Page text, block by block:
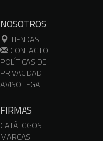
NOSOTROS
TIENDAS
CONTACTO
POLÍTICAS DE
PRIVACIDAD
AVISO LEGAL
FIRMAS
CATÁLOGOS
MARCAS